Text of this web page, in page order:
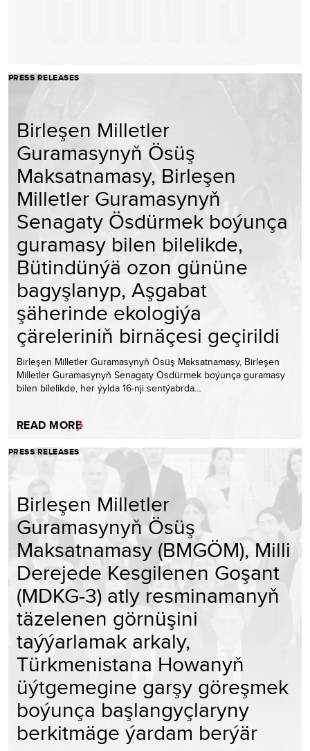
PRESS RELEASES
Birleşen Milletler
Guramasynyň Ösüş
Maksatnamasy, Birleşen
Milletler Guramasynyň
Senagaty Ösdürmek boýunça
guramasy bilen bilelikde,
Bütindünýä ozon gününe
bagyşlanyp, Aşgabat
şäherinde ekologiýa
çäreleriniň birnäçesi geçirildi
Birleşen Milletler Guramasynyň Ösüş Maksatnamasy, Birleşen
Milletler Guramasynyň Senagaty Ösdürmek boýunça guramasy
bilen bilelikde, her ýylda 16-nji sentýabrda…
READ MORE
PRESS RELEASES
Birleşen Milletler
Guramasynyň Ösüş
Maksatnamasy (BMGÖM), Milli
Derejede Kesgilenen Goşant
(MDKG-3) atly resminamanyň
täzelenen görnüşini
taýýarlamak arkaly,
Türkmenistana Howanyň
üýtgemegine garşy göreşmek
boýunça başlangyçlaryny
berkitmäge ýardam berýär